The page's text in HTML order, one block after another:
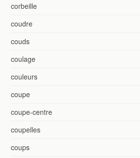
corbeille
coudre
couds
coulage
couleurs
coupe
coupe-centre
coupelles
coups